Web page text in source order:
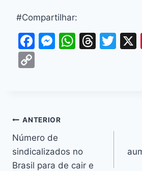
#Compartilhar:
F
o
o
k
M
n
g
er
W T
T
Li
n
k
ANTERIOR
Número de
sindicalizados no
Brasil para de cair e